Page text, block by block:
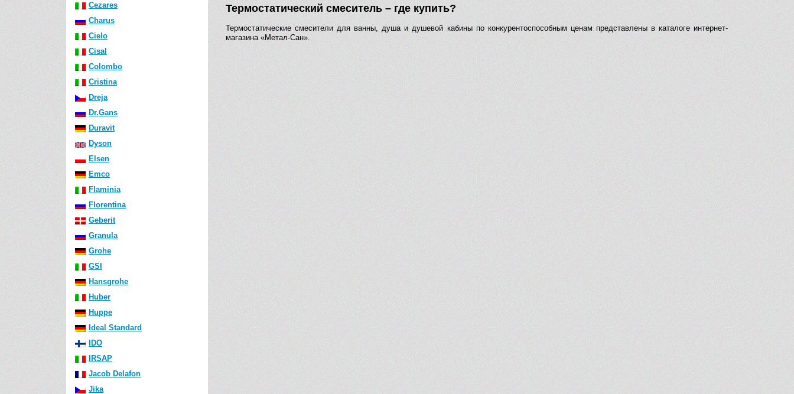
Cezares
Charus
Cielo
Cisal
Colombo
Cristina
Dreja
Dr.Gans
Duravit
Dyson
Elsen
Emco
Flaminia
Florentina
Geberit
Granula
Grohe
GSI
Hansgrohe
Huber
Huppe
Ideal Standard
IDO
IRSAP
Jacob Delafon
Jika
Термостатический смеситель – где купить?
Термостатические смесители для ванны, душа и душевой кабины по конкурентоспособным ценам представлены в каталоге интернет-
магазина «Метал-Сан».